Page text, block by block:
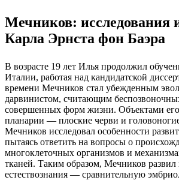
Мечников: исследования
Карла Эрнста фон Баэра
В возрасте 19 лет Илья продолжил
Италии, работая над кандидатской
времени Мечников стал убежденным
дарвинистом, считающим
совершенных форм жизни. Объектами
планарии — плоские черви и
Мечников исследовал особенности
пытаясь ответить на вопросы о
многоклеточных организмов и
тканей. Таким образом, Мечников развил
естествознания — сравнительную